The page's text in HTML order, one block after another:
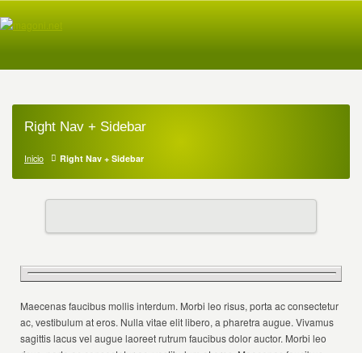
Right Nav + Sidebar
Inicio Right Nav + Sidebar
Maecenas faucibus mollis interdum. Morbi leo risus, porta ac consectetur
ac, vestibulum at eros. Nulla vitae elit libero, a pharetra augue. Vivamus
sagittis lacus vel augue laoreet rutrum faucibus dolor auctor. Morbi leo